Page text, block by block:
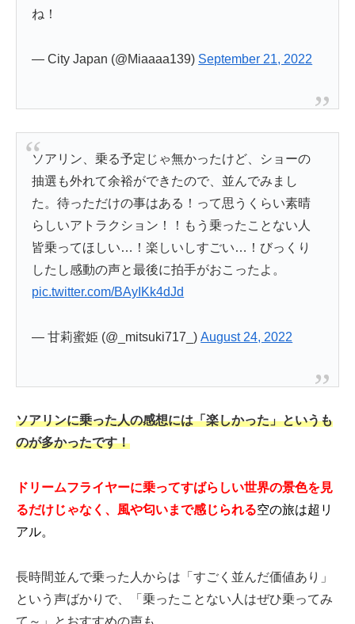
ね！
— City Japan (@Miaaaa139) September 21, 2022
ソアリン、乗る予定じゃ無かったけど、ショーの
抽選も外れて余裕ができたので、並んでみまし
た。待っただけの事はある！って思うくらい素晴
らしいアトラクション！！もう乗ったことない人
皆乗ってほしい…！楽しいしすごい…！びっくり
したし感動の声と最後に拍手がおこったよ。
pic.twitter.com/BAyIKk4dJd
— 甘莉蜜姫 (@_mitsuki717_)August 24, 2022
ソアリンに乗った人の感想には「楽しかった」というも
のが多かったです！
ドリームフライヤーに乗ってすばらしい世界の景色を見
るだけじゃなく、風や匂いまで感じられる空の旅は超リ
アル。
長時間並んで乗った人からは「すごく並んだ価値あり」
という声ばかりで、「乗ったことない人はぜひ乗ってみ
て～」とおすすめの声も。